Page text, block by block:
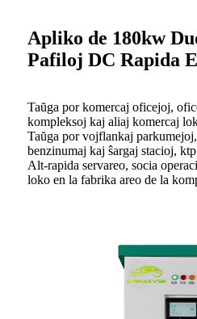
Apliko de 180kw
Pafiloj DC Rapida
Taŭga por komercaj oficejoj,
kompleksoj kaj aliaj komercaj
Taŭga por vojflankaj
benzinumaj kaj ŝargaj stacioj,
Alt-rapida servareo, socia
loko en la fabrika areo de la